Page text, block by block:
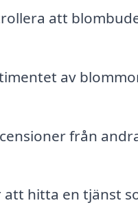
att
av
från
hitta en tjänst